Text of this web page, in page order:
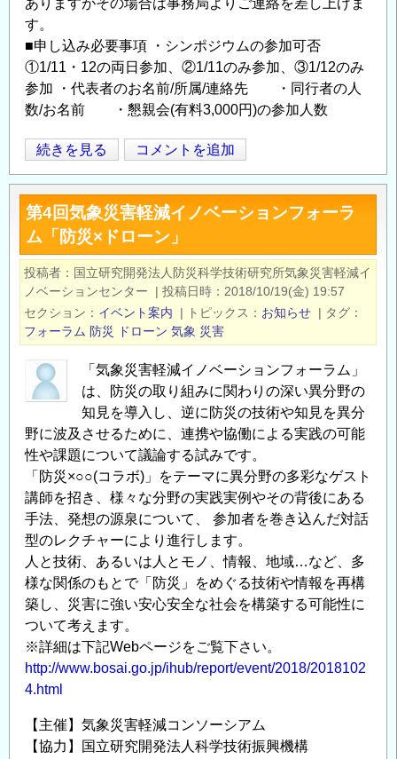
ありますがその場合は事務局よりご連絡を差し上げま
す。
■申し込み必要事項 ・シンポジウムの参加可否
①1/11・12の両日参加、②1/11のみ参加、③1/12のみ
参加 ・代表者のお名前/所属/連絡先 ・同行者の人
数/お名前 ・懇親会(有料3,000円)の参加人数
【平
城
宮
跡
歴
史
公
園
ス
マ
ー
ャ
レ
ン
ジ】
シ
ン
ポ
ジ
ウ
ム
開
催
お
知
続きを見る コメントを追加
第4回気象災害軽減イノベーションフォーラ
ム「防災×ドローン」
投稿者
国立研究開発法人防災科学技術研究所気象災害軽減イ
ノベーションセンター
| 投稿日時
2018/10/19(金) 19:57
セクション
イベント案内 | トピックス お知らせ | タグ
フォーラム 防災 ドローン 気象 災害
「気象災害軽減イノベーションフォーラム」
は、防災の取り組みに関わりの深い異分野の
知見を導入し、逆に防災の技術や知見を異分
野に波及させるために、連携や協働による実践の可能
性や課題について議論する試みです。
「防災×○○(コラボ)」をテーマに異分野の多彩なゲスト
講師を招き、様々な分野の実践実例やその背後にある
手法、発想の源泉について、 参加者を巻き込んだ対話
型のレクチャーにより進行します。
人と技術、あるいは人とモノ、情報、地域…など、多
様な関係のもとで「防災」をめぐる技術や情報を再構
築し、災害に強い安心安全な社会を構築する可能性に
ついて考えます。
※詳細は下記Webページをご覧下さい。
http://www.bosai.go.jp/ihub/report/event/2018/2018102
4.html
【主催】気象災害軽減コンソーシアム
【協力】国立研究開発法人科学技術振興機構